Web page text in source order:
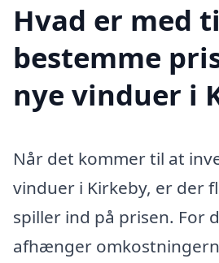
Hvad er med
bestemme
nye vinduer i
Når det kommer til at
vinduer i Kirkeby, er der
spiller ind på prisen. For
afhænger